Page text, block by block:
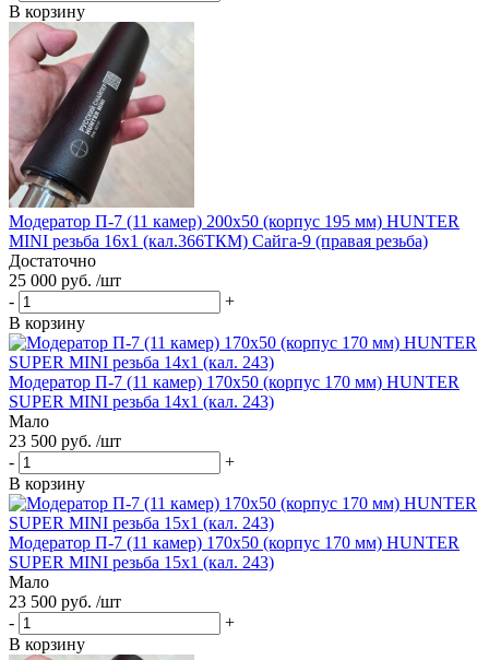
В корзину
Модератор П-7 (11 камер) 200х50 (корпус 195 мм) HUNTER
MINI резьба 16x1 (кал.366ТКМ) Сайга-9 (правая резьба)
Достаточно
25 000 руб. /шт
-
+
В корзину
Модератор П-7 (11 камер) 170х50 (корпус 170 мм) HUNTER
SUPER MINI резьба 14х1 (кал. 243)
Мало
23 500 руб. /шт
-
+
В корзину
Модератор П-7 (11 камер) 170х50 (корпус 170 мм) HUNTER
SUPER MINI резьба 15х1 (кал. 243)
Мало
23 500 руб. /шт
-
+
В корзину